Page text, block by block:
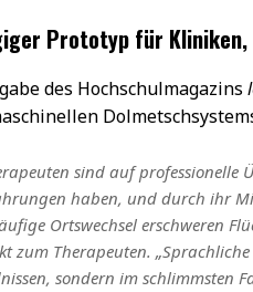
Prototyp für Kliniken,
des Hochschulmagazins
sind auf professionelle
haben, und durch ihr
Ortswechsel erschweren
zum Therapeuten.
sondern im schlimmsten